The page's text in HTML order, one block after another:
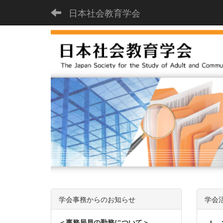
日本社会教育学会
学会
学会事務からのお知らせ